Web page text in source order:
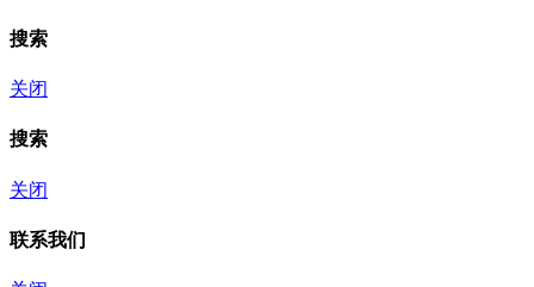
搜索
关闭
搜索
关闭
联系我们